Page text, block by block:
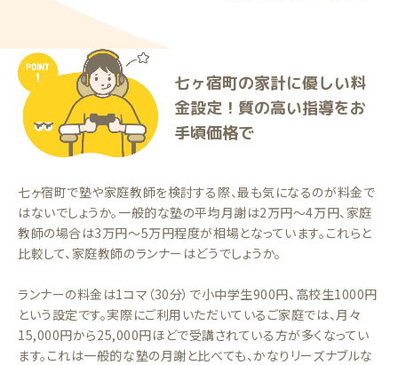
七ヶ宿町の家計に優しい料
金設定！質の高い指導をお
手頃価格で
七ヶ宿町で塾や家庭教師を検討する際、最も気になるのが料金で
はないでしょうか。一般的な塾の平均月謝は2万円〜4万円、家庭
教師の場合は3万円〜5万円程度が相場となっています。これらと
比較して、家庭教師のランナーはどうでしょうか。
ランナーの料金は1コマ（30分）で小中学生900円、高校生1000円
という設定です。実際にご利用いただいているご家庭では、月々
15,000円から25,000円ほどで受講されている方が多くなってい
ます。これは一般的な塾の月謝と比べても、かなりリーズナブルな